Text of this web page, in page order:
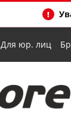
Для юр. лиц